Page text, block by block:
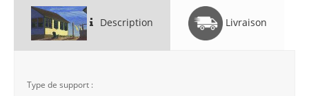
Description Livraison
Type de support :